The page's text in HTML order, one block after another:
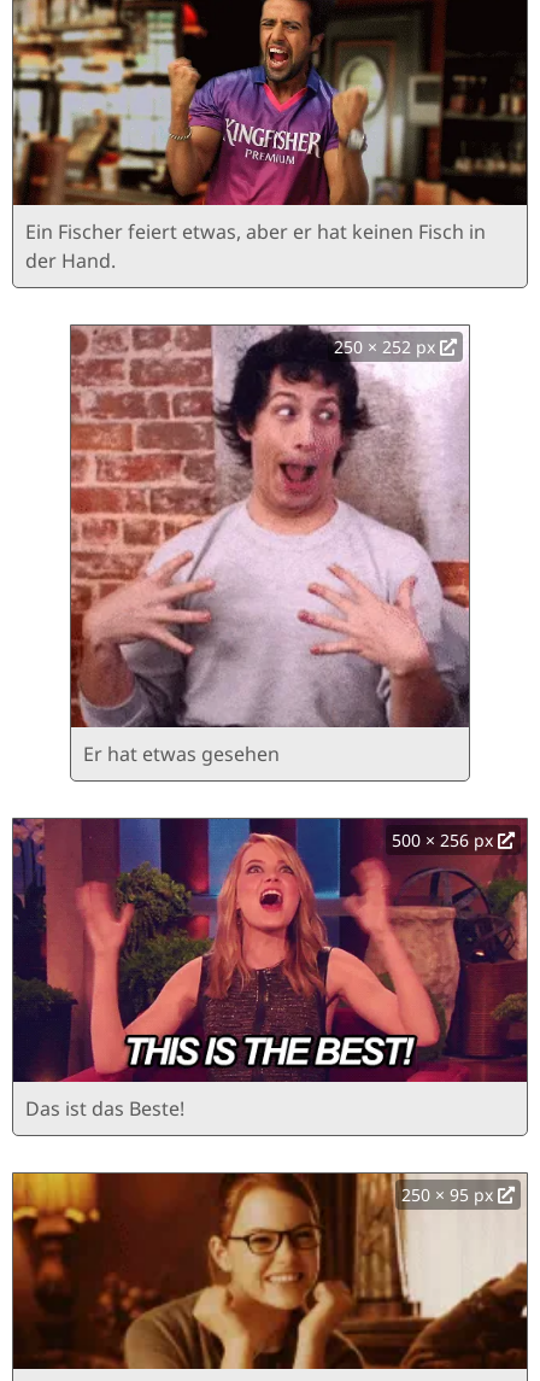
Ein Fischer feiert etwas, aber er hat keinen Fisch in
der Hand.
250 × 252 px
Er hat etwas gesehen
500 × 256 px
Das ist das Beste!
250 × 95 px